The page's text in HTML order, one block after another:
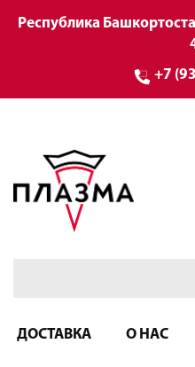
Республика
+7
ДОСТАВКА О НАС